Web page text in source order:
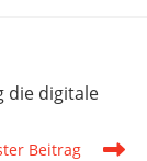
die digitale
Beitrag